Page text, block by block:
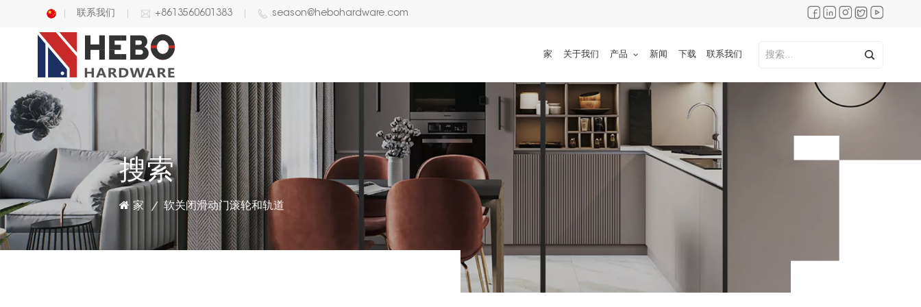
English
联系我们 +8613560601383 season@hebohardware.com
家 关于我们 产品 新闻 下载 联系我们
搜索
家 / 软关闭滑动门滚轮和轨道